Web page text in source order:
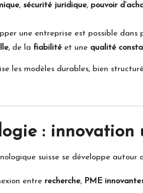
, sécurité juridique, pouvoir
une entreprise est possible dans
, de la fiabilité et une qualité
les modèles durables, bien
:
suisse se développe autour
entre recherche, PME